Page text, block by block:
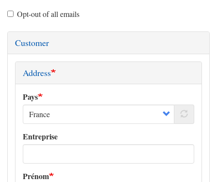
Opt-out of all emails
Customer
Address
Pays
Entreprise
Prénom